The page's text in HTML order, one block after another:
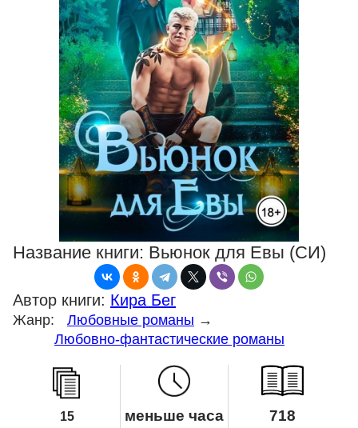
Название книги: Вьюнок для Евы (СИ)
Автор книги: Кира Бег
Жанр: Любовные романы →
Любовно-фантастические романы
15
меньше часа 718